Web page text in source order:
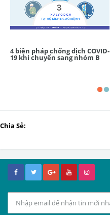
4 biện pháp chống dịch COVID-
19 khi chuyển sang nhóm B
Chia Sẻ: